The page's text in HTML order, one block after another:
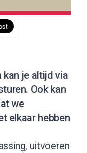
kan je altijd via
Ook kan
we
elkaar hebben
uitvoeren